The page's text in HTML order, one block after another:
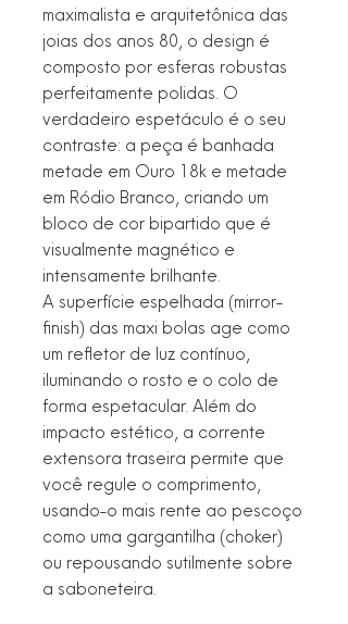
maximalista e arquitetônica das
joias dos anos 80, o design é
composto por esferas robustas
perfeitamente polidas. O
verdadeiro espetáculo é o seu
contraste: a peça é banhada
metade em Ouro 18k e metade
em Ródio Branco, criando um
bloco de cor bipartido que é
visualmente magnético e
intensamente brilhante.
A superfície espelhada (mirror-
finish) das maxi bolas age como
um refletor de luz contínuo,
iluminando o rosto e o colo de
forma espetacular. Além do
impacto estético, a corrente
extensora traseira permite que
você regule o comprimento,
usando-o mais rente ao pescoço
como uma gargantilha (choker)
ou repousando sutilmente sobre
a saboneteira.